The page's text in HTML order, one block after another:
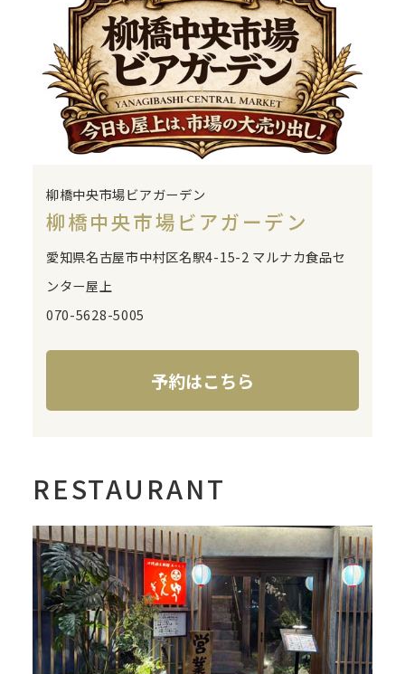
柳橋中央市場ビアガーデン
柳橋中央市場ビアガーデン
愛知県名古屋市中村区名駅4-15-2 マルナカ食品セ
ンター屋上
070-5628-5005
予約はこちら
RESTAURANT